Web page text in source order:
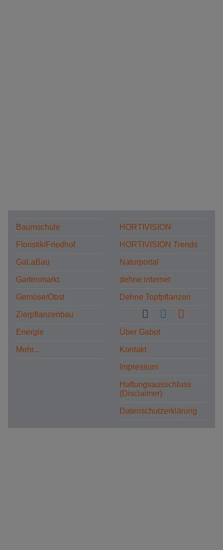
Baumschule
Floristik/Friedhof
GaLaBau
Gartenmarkt
Gemüse/Obst
Zierpflanzenbau
Energie
Mehr...
HORTIVISION
HORTIVISION Trends
Naturportal
dehne internet
Dehne Topfpflanzen
Über Gabot
Kontakt
Impressum
Haftungsausschluss
(Disclaimer)
Datenschutzerklärung